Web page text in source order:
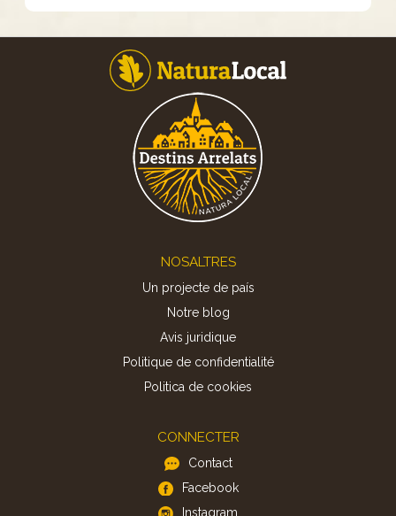
NOSALTRES
Un projecte de país
Notre blog
Avis juridique
Politique de confidentialité
Politica de cookies
CONNECTER
Contact
Facebook
Instagram